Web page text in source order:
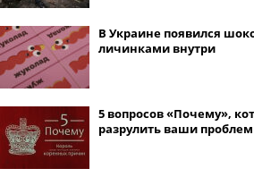
В Украине появился
личинками внутри
5 вопросов «Почему»,
разрулить ваши